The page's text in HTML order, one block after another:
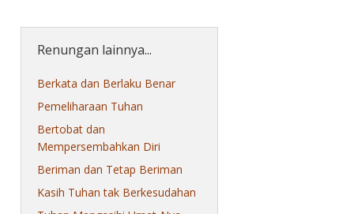
Renungan lainnya...
Berkata dan Berlaku Benar
Pemeliharaan Tuhan
Bertobat dan
Mempersembahkan Diri
Beriman dan Tetap Beriman
Kasih Tuhan tak Berkesudahan